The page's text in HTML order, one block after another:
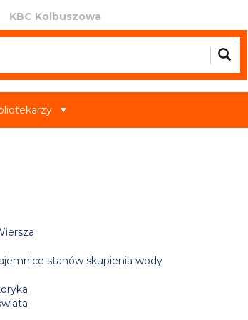
KBC Kolbuszowa
stanów skupienia wody